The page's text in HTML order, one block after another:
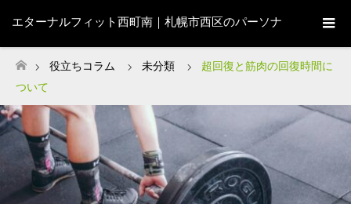
エターナルフィット西町南｜札幌市西区のパーソナ
ルジム
ホーム
役立ちコラム 未分類
超回復と筋肉の回復時間に
ついて